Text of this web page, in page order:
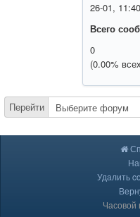
26-01, 11:40
Всего
0
(0.00%
Перейти
Удалить
Часовой